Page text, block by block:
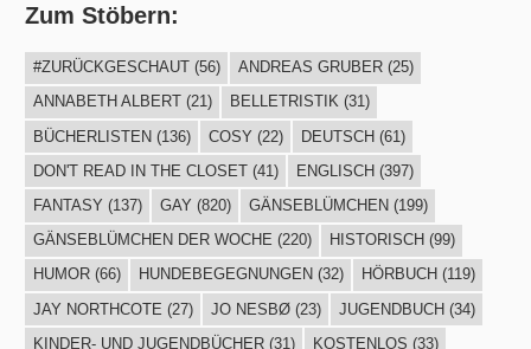
Zum Stöbern:
#ZURÜCKGESCHAUT(56) ANDREAS GRUBER(25)
ANNABETH ALBERT(21) BELLETRISTIK(31)
BÜCHERLISTEN(136) COSY (22) DEUTSCH(61)
DON'T READ IN THE CLOSET(41) ENGLISCH (397)
FANTASY (137) GAY (820) GÄNSEBLÜMCHEN (199)
GÄNSEBLÜMCHEN DER WOCHE (220) HISTORISCH (99)
HUMOR(66) HUNDEBEGEGNUNGEN (32) HÖRBUCH (119)
JAY NORTHCOTE (27) JO NESBØ(23) JUGENDBUCH(34)
KINDER- UND JUGENDBÜCHER(31) KOSTENLOS (33)